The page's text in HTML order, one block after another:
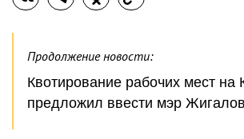
Продолжение новости:
Квотирование рабочих мест на
предложил ввести мэр